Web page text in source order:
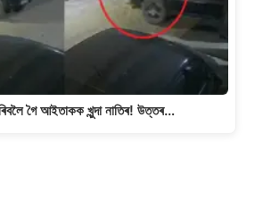
গৈ আইতাকক খুন্দা নাতিৰ! উত্তৰ…